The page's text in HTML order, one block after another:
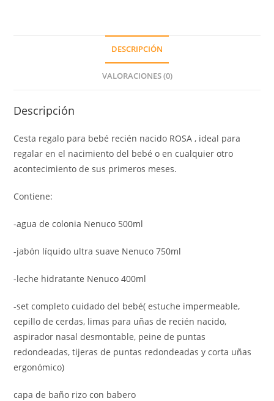
DESCRIPCIÓN
VALORACIONES (0)
Descripción
Cesta regalo para bebé recién nacido ROSA , ideal para
regalar en el nacimiento del bebé o en cualquier otro
acontecimiento de sus primeros meses.
Contiene:
-agua de colonia Nenuco 500ml
-jabón líquido ultra suave Nenuco 750ml
-leche hidratante Nenuco 400ml
-set completo cuidado del bebé( estuche impermeable,
cepillo de cerdas, limas para uñas de recién nacido,
aspirador nasal desmontable, peine de puntas
redondeadas, tijeras de puntas redondeadas y corta uñas
ergonómico)
capa de baño rizo con babero